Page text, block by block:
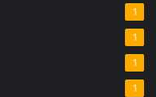
1
1
1
1